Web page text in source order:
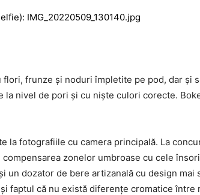
frunze şi noduri împletite pe pod, dar şi
la nivel de pori şi cu nişte culori corecte.
la fotografiile cu camera principală. La
zonelor umbroase cu cele
un dozator de bere artizanală cu design mai
faptul că nu există diferenţe cromatice între